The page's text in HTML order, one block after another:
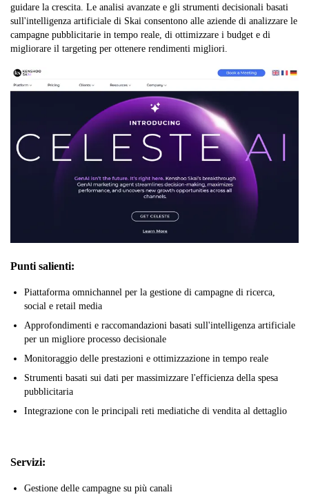
guidare la crescita. Le analisi avanzate e gli strumenti decisionali basati
sull'intelligenza artificiale di Skai consentono alle aziende di analizzare le
campagne pubblicitarie in tempo reale, di ottimizzare i budget e di
migliorare il targeting per ottenere rendimenti migliori.
Punti salienti:
Piattaforma omnichannel per la gestione di campagne di ricerca,
social e retail media
Approfondimenti e raccomandazioni basati sull'intelligenza artificiale
per un migliore processo decisionale
Monitoraggio delle prestazioni e ottimizzazione in tempo reale
Strumenti basati sui dati per massimizzare l'efficienza della spesa
pubblicitaria
Integrazione con le principali reti mediatiche di vendita al dettaglio
Servizi:
Gestione delle campagne su più canali